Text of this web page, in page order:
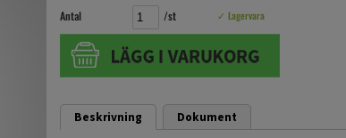
Antal
/st ✓ Lagervara
Beskrivning
Dokument